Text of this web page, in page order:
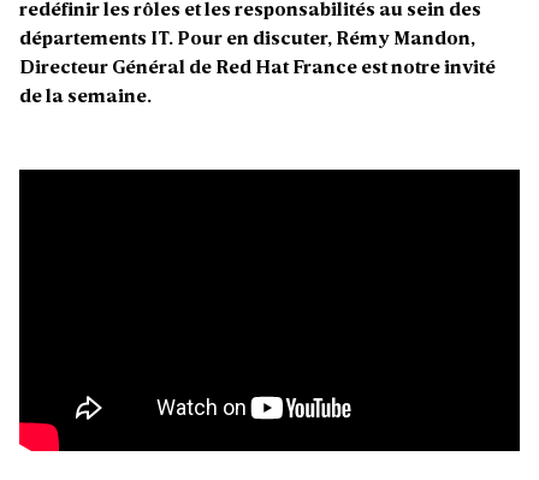
redéfinir les rôles et les responsabilités au sein des
départements IT. Pour en discuter, Rémy Mandon,
Directeur Général de Red Hat France est notre invité
de la semaine.